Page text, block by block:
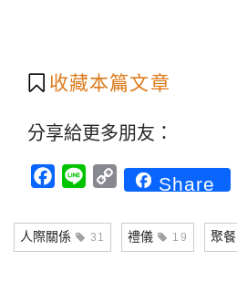
收藏本篇文章
分享給更多朋友：
Facebook
Line CopyShare
人際關係 31 禮儀 19 聚餐